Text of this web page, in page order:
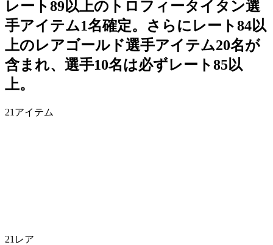
レート89以上のトロフィータイタン選
手アイテム1名確定。さらにレート84以
上のレアゴールド選手アイテム20名が
含まれ、選手10名は必ずレート85以
上。
21 アイテム
21 レア